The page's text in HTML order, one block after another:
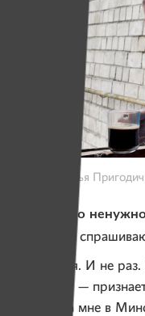
Фото: Наталья
— Кстати, о
—
— Пытался. И не
не вышло, —
это, когда мне в